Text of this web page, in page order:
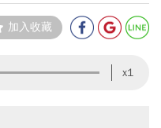
加入收藏
x1